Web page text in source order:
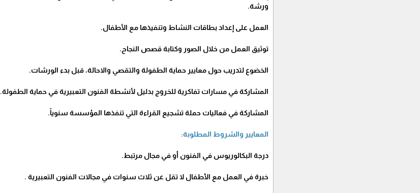
ورشة.
العمل على إعداد بطاقات النشاط وتنفيذها مع الأطفال.
توثيق العمل من خلال الصور وكتابة قصص النجاح.
الخضوع لتدريب حول معايير حماية الطفولة والتقصي والاحالة، قبل بدء الورشات.
المشاركة في مسارات تفاكرية للخروج بدليل لأنشطة الفنون التعبيرية في حماية الطفولة.
المشاركة في فعاليات حملة تشجيع القراءة التي تنفذها المؤسسة سنوياً.
المعايير والشروط المطلوبة:
درجة البكالوريوس في الفنون أو في مجال مرتبط.
خبرة في العمل مع الأطفال لا تقل عن ثلاث سنوات في مجالات الفنون التعبيرية .